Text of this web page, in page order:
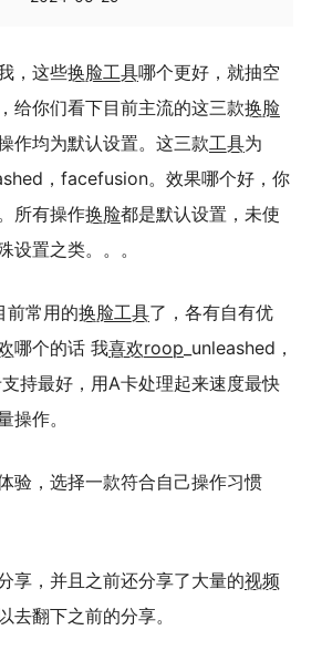
，这些换脸工具哪个更好，就抽空
，给你们看下目前主流的这三款换脸
作均为默认设置。这三款工具为
，facefusion。效果哪个好，你
所有操作换脸都是默认设置，未使
设置之类。。。
前常用的换脸工具了，各有自有优
哪个的话 我喜欢roop _unleashed，
持最好，用A卡处理起来速度最快
操作。
验，选择一款符合自己操作习惯
享，并且之前还分享了大量的视频
去翻下之前的分享。